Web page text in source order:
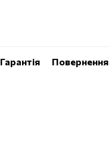
Гарантія Повернення